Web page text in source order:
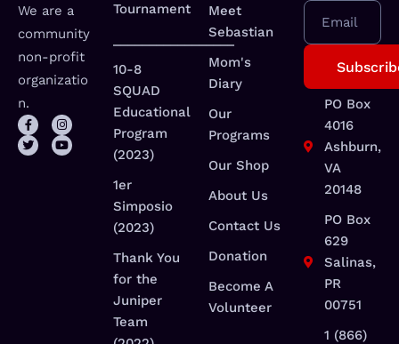
We are a
community
non-profit
organizatio
n.
Tournament
_________________
10-8
SQUAD
Educational
Program
(2023)
1er
Simposio
(2023)
Thank You
for the
Juniper
Team
Meet
Sebastian
Mom's
Diary
Our
Programs
Our Shop
About Us
Contact Us
Donation
Become A
Volunteer
Email
PO Box
4016
Ashburn,
VA
20148
PO Box
629
Salinas,
PR
00751
1 (866)